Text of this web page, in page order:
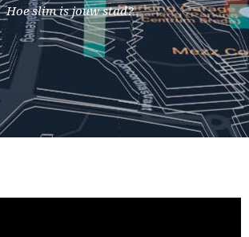
Hoe slim is jouw stad?